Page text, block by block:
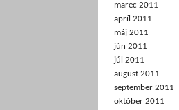
marec 2011
apríl 2011
máj 2011
jún 2011
júl 2011
august 2011
september 2011
október 2011